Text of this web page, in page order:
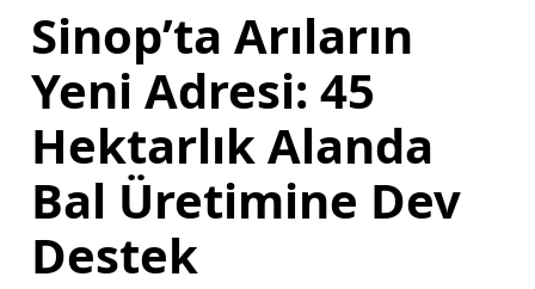
Sinop’ta Arıların
Yeni Adresi: 45
Hektarlık Alanda
Bal Üretimine Dev
Destek